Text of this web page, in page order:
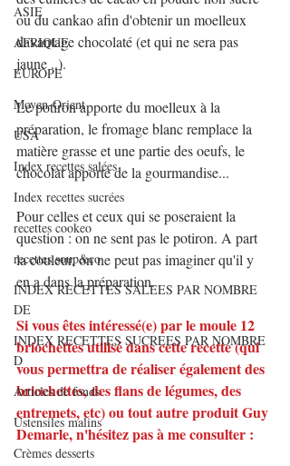
ASIE
AFRIQUE
EUROPE
Moyen-Orient
USA
Index recettes salées
Index recettes sucrées
recettes cookeo
recettes soup&co
INDEX RECETTES SALEES PAR NOMBRE
DE
INDEX RECETTES SUCREES PAR NOMBRE
D
Articles de fonds
Ustensiles malins
Crèmes desserts
ou du cankao afin d'obtenir un moelleux
davantage chocolaté (et qui ne sera pas
jaune ..).
Le potiron apporte du moelleux à la
préparation, le fromage blanc remplace la
matière grasse et une partie des oeufs, le
chocolat apporte de la gourmandise...
Pour celles et ceux qui se poseraient la
question : on ne sent pas le potiron. A part
la couleur, on ne peut pas imaginer qu'il y
en a dans la préparation.
Si vous êtes intéressé(e) par le moule 12
briochettes utilisé dans cette recette (qui
vous permettra de réaliser également des
briochettes, des flans de légumes, des
entremets, etc) ou tout autre produit Guy
Demarle, n'hésitez pas à me consulter :